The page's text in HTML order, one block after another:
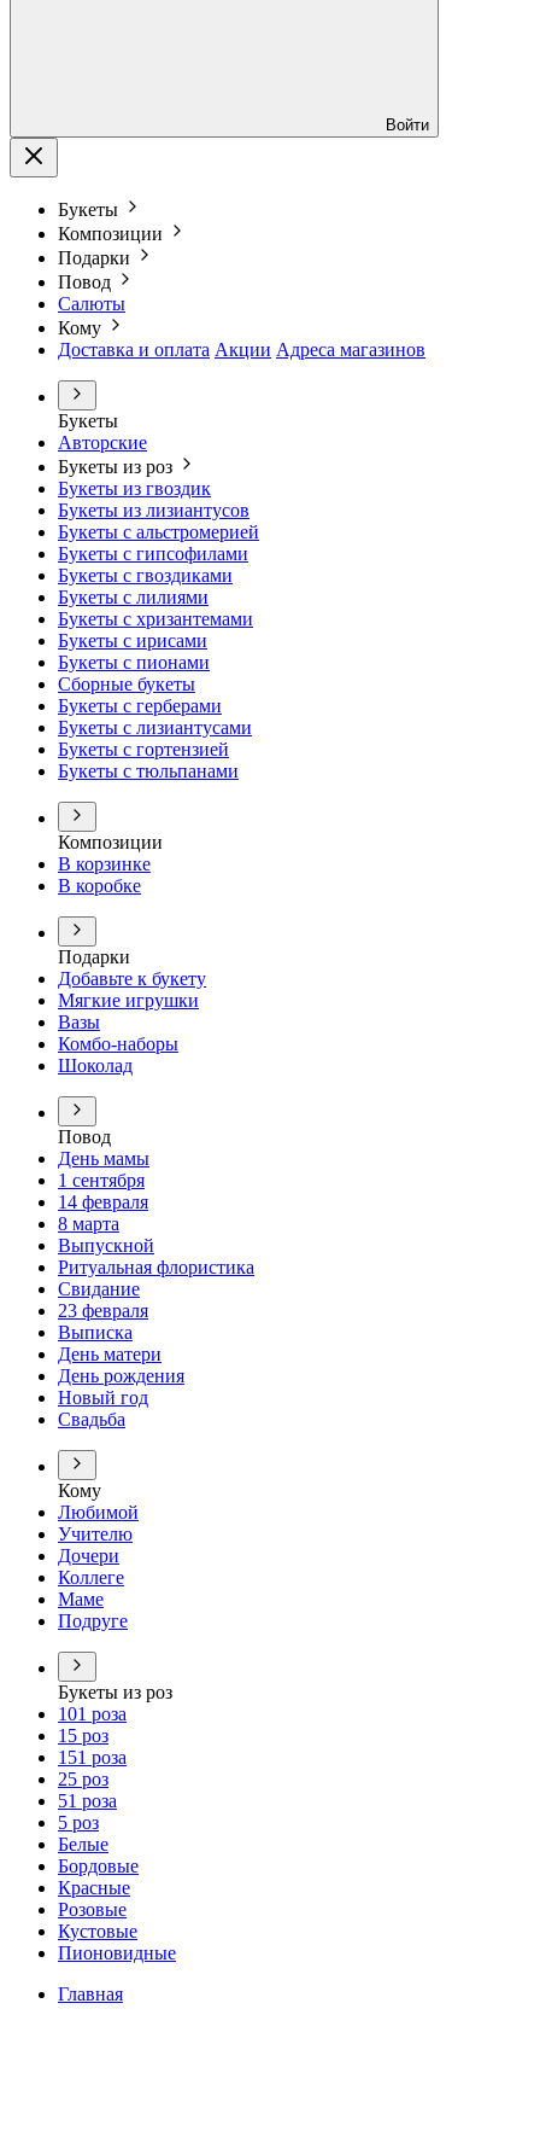
Войти
Букеты
Композиции
Подарки
Повод
Салюты
Кому
Доставка и оплата Акции Адреса магазинов
Букеты
Авторские
Букеты из роз
Букеты из гвоздик
Букеты из лизиантусов
Букеты с альстромерией
Букеты с гипсофилами
Букеты с гвоздиками
Букеты с лилиями
Букеты с хризантемами
Букеты с ирисами
Букеты с пионами
Сборные букеты
Букеты с герберами
Букеты с лизиантусами
Букеты с гортензией
Букеты с тюльпанами
Композиции
В корзинке
В коробке
Подарки
Добавьте к букету
Мягкие игрушки
Вазы
Комбо-наборы
Шоколад
Повод
День мамы
1 сентября
14 февраля
8 марта
Выпускной
Ритуальная флористика
Свидание
23 февраля
Выписка
День матери
День рождения
Новый год
Свадьба
Кому
Любимой
Учителю
Дочери
Коллеге
Маме
Подруге
Букеты из роз
101 роза
15 роз
151 роза
25 роз
51 роза
5 роз
Белые
Бордовые
Красные
Розовые
Кустовые
Пионовидные
Главная